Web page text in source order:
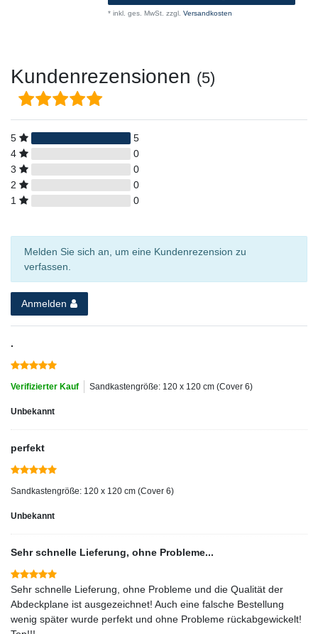
* inkl. ges. MwSt. zzgl. Versandkosten
Kundenrezensionen (5)
5
5
4
0
3
0
2
0
1
0
Melden Sie sich an, um eine Kundenrezension zu
verfassen.
Anmelden
.
Verifizierter Kauf Sandkastengröße: 120 x 120 cm (Cover 6)
Unbekannt
perfekt
Sandkastengröße: 120 x 120 cm (Cover 6)
Unbekannt
Sehr schnelle Lieferung, ohne Probleme...
Sehr schnelle Lieferung, ohne Probleme und die Qualität der
Abdeckplane ist ausgezeichnet! Auch eine falsche Bestellung
wenig später wurde perfekt und ohne Probleme rückabgewickelt!